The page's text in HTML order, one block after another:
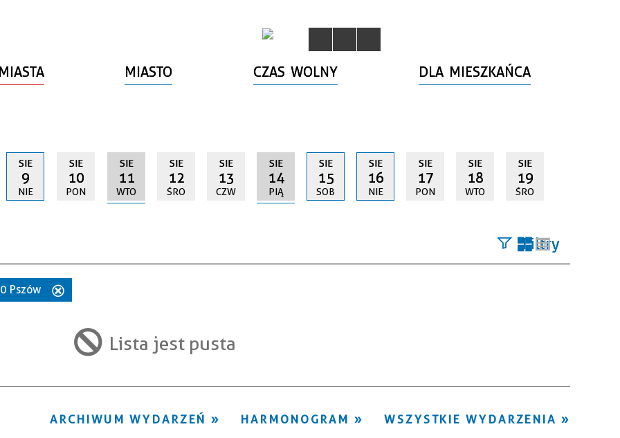
MIASTO CZAS WOLNY DLA MIESZKAŃCA
SIE
9
NIE
SIE
10
PON
SIE
11
WTO
SIE
12
ŚRO
SIE
13
CZW
SIE
14
PIĄ
SIE
15
SOB
SIE
16
NIE
SIE
17
PON
SIE
18
WTO
SIE
19
ŚRO
Filtry
Miejsce
Pszów
Lista jest pusta
WSZYSTKIE WYDARZENIA
HARMONOGRAM
ARCHIWUM WYDARZEŃ